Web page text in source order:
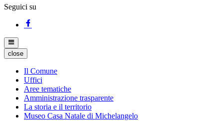
Seguici su
close
Il Comune
Uffici
Aree tematiche
Amministrazione trasparente
La storia e il territorio
Museo Casa Natale di Michelangelo